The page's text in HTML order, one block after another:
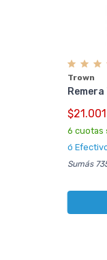
Trown
$21.001
6 cuotas
ó
Sumás